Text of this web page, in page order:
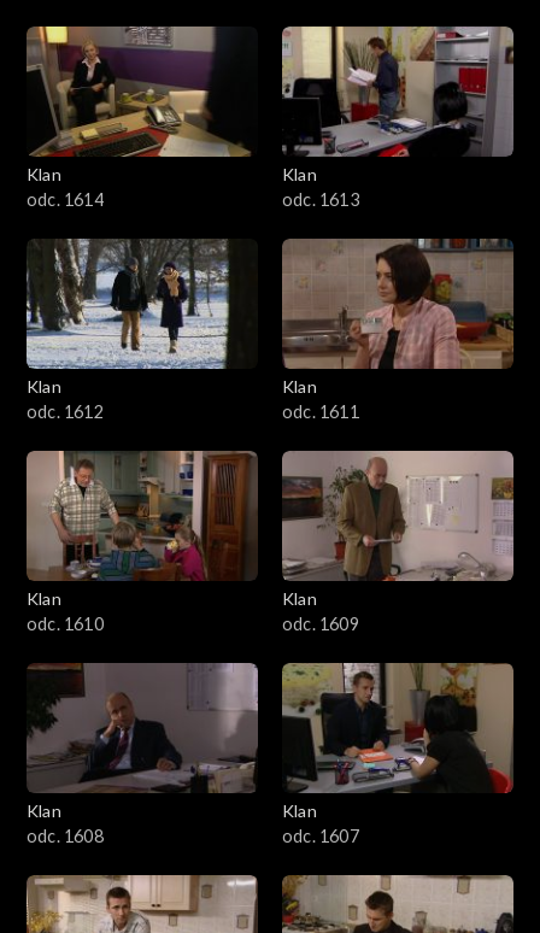
Klan
odc. 1614
Klan
odc. 1613
Klan
odc. 1612
Klan
odc. 1611
Klan
odc. 1610
Klan
odc. 1609
Klan
odc. 1608
Klan
odc. 1607